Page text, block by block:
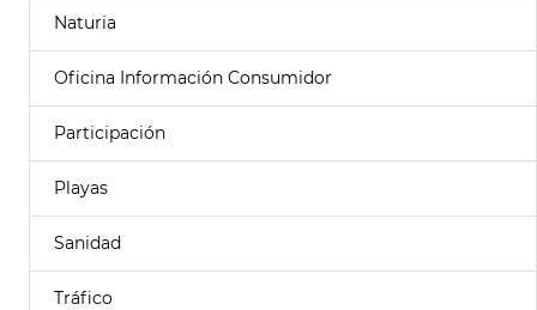
Naturia
Oficina Información Consumidor
Participación
Playas
Sanidad
Tráfico